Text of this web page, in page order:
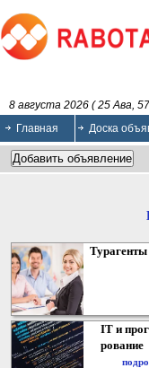
8 августа 2026 ( 25 Ава,
Главная
Доска
Турагенты
IT и
рование